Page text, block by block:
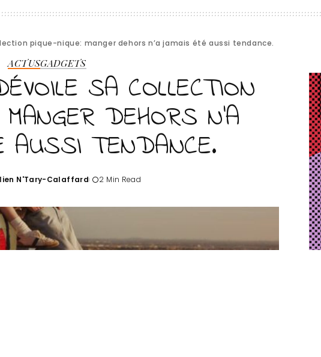
pique-nique: manger dehors n’a jamais été aussi tendance.
ACTUSGADGETS
SA COLLECTION
DEHORS N’A
AUSSI TENDANCE.
N'Tary-Calaffard 2 Min Read